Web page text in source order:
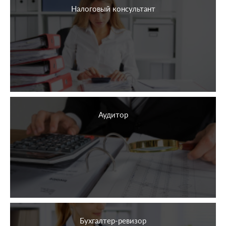
Налоговый консультант
Аудитор
Бухгалтер-ревизор